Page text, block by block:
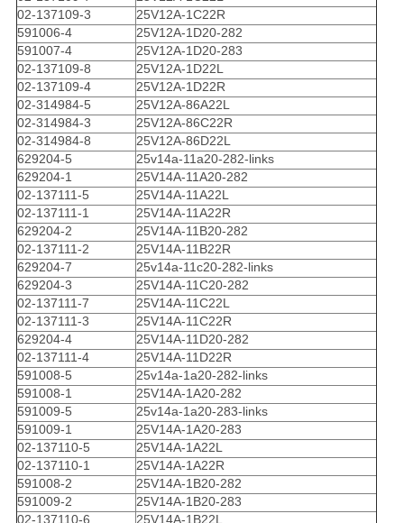
02-137109-3
25V12A-1C22R
591006-4
25V12A-1D20-282
591007-4
25V12A-1D20-283
02-137109-8
25V12A-1D22L
02-137109-4
25V12A-1D22R
02-314984-5
25V12A-86A22L
02-314984-3
25V12A-86C22R
02-314984-8
25V12A-86D22L
629204-5
25v14a-11a20-282-links
629204-1
25V14A-11A20-282
02-137111-5
25V14A-11A22L
02-137111-1
25V14A-11A22R
629204-2
25V14A-11B20-282
02-137111-2
25V14A-11B22R
629204-7
25v14a-11c20-282-links
629204-3
25V14A-11C20-282
02-137111-7
25V14A-11C22L
02-137111-3
25V14A-11C22R
629204-4
25V14A-11D20-282
02-137111-4
25V14A-11D22R
591008-5
25v14a-1a20-282-links
591008-1
25V14A-1A20-282
591009-5
25v14a-1a20-283-links
591009-1
25V14A-1A20-283
02-137110-5
25V14A-1A22L
02-137110-1
25V14A-1A22R
591008-2
25V14A-1B20-282
591009-2
25V14A-1B20-283
02-137110-6
25V14A-1B22L